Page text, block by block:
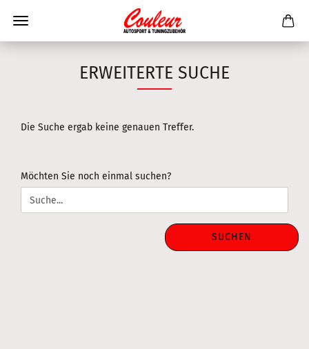
ERWEITERTE SUCHE
Die Suche ergab keine genauen Treffer.
MÖCHTEN
SIE
NOCH
EINMAL
Möchten Sie noch einmal suchen?
SUCHEN